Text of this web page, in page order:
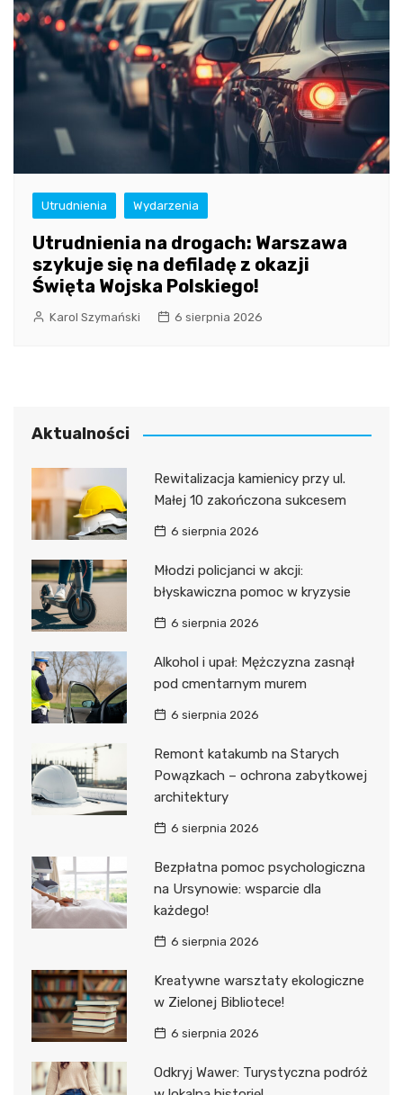
Utrudnienia Wydarzenia
Utrudnienia na drogach: Warszawa
szykuje się na defiladę z okazji
Święta Wojska Polskiego!
Karol Szymański 6 sierpnia 2026
Aktualności
Rewitalizacja kamienicy przy ul.
Małej 10 zakończona sukcesem
6 sierpnia 2026
Młodzi policjanci w akcji:
błyskawiczna pomoc w kryzysie
6 sierpnia 2026
Alkohol i upał: Mężczyzna zasnął
pod cmentarnym murem
6 sierpnia 2026
Remont katakumb na Starych
Powązkach – ochrona zabytkowej
architektury
6 sierpnia 2026
Bezpłatna pomoc psychologiczna
na Ursynowie: wsparcie dla
każdego!
6 sierpnia 2026
Kreatywne warsztaty ekologiczne
w Zielonej Bibliotece!
6 sierpnia 2026
Odkryj Wawer: Turystyczna podróż